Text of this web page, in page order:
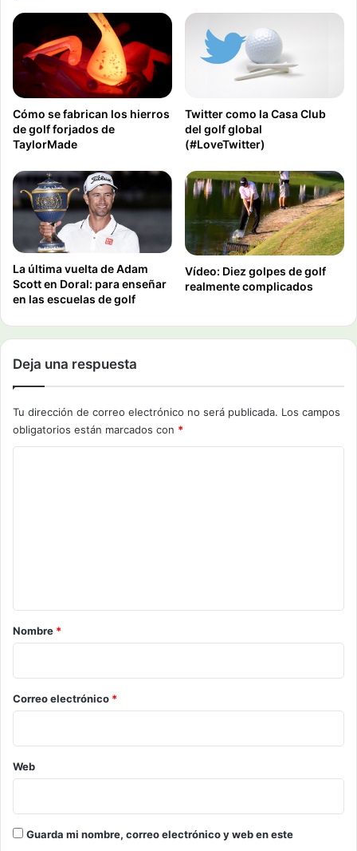
Cómo se fabrican los hierros
de golf forjados de
TaylorMade
Twitter como la Casa Club
del golf global
(#LoveTwitter)
La última vuelta de Adam
Scott en Doral: para enseñar
en las escuelas de golf
Vídeo: Diez golpes de golf
realmente complicados
Deja una respuesta
Tu dirección de correo electrónico no será publicada. Los campos
obligatorios están marcados con *
r
o
*
Nombre *
Correo electrónico *
Web
Guarda mi nombre, correo electrónico y web en este